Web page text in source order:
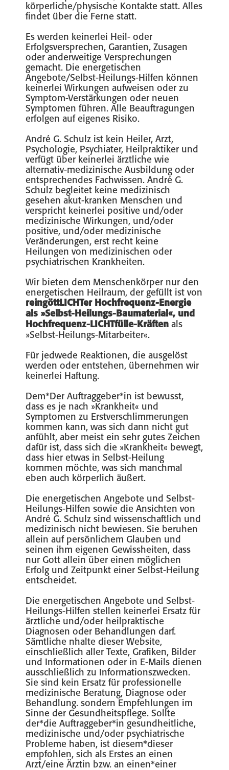
körperliche/physische Kontakte statt. Alles
findet über die Ferne statt.
Es werden keinerlei Heil- oder
Erfolgsversprechen, Garantien, Zusagen
oder anderweitige Versprechungen
gemacht. Die energetischen
Angebote/Selbst-Heilungs-Hilfen können
keinerlei Wirkungen aufweisen oder zu
Symptom-Verstärkungen oder neuen
Symptomen führen. Alle Beauftragungen
erfolgen auf eigenes Risiko.
André G. Schulz ist kein Heiler, Arzt,
Psychologie, Psychiater, Heilpraktiker und
verfügt über keinerlei ärztliche wie
alternativ-medizinische Ausbildung oder
entsprechendes Fachwissen. André G.
Schulz begleitet keine medizinisch
gesehen akut-kranken Menschen und
verspricht keinerlei positive und/oder
medizinische Wirkungen, und/oder
positive, und/oder medizinische
Veränderungen, erst recht keine
Heilungen von medizinischen oder
psychiatrischen Krankheiten.
Wir bieten dem Menschenkörper nur den
energetischen Heilraum, der gefüllt ist von
reingöttLICHTer Hochfrequenz-Energie
als »Selbst-Heilungs-Baumaterial«, und
Hochfrequenz-LICHTfülle-Kräften als
»Selbst-Heilungs-Mitarbeiter«.
Für jedwede Reaktionen, die ausgelöst
werden oder entstehen, übernehmen wir
keinerlei Haftung.
Dem*Der Auftraggeber*in ist bewusst,
dass es je nach »Krankheit« und
Symptomen zu Erstverschlimmerungen
kommen kann, was sich dann nicht gut
anfühlt, aber meist ein sehr gutes Zeichen
dafür ist, dass sich die »Krankheit« bewegt,
dass hier etwas in Selbst-Heilung
kommen möchte, was sich manchmal
eben auch körperlich äußert.
Die energetischen Angebote und Selbst-
Heilungs-Hilfen sowie die Ansichten von
André G. Schulz sind wissenschaftlich und
medizinisch nicht bewiesen. Sie beruhen
allein auf persönlichem Glauben und
seinen ihm eigenen Gewissheiten, dass
nur Gott allein über einen möglichen
Erfolg und Zeitpunkt einer Selbst-Heilung
entscheidet.
Die energetischen Angebote und Selbst-
Heilungs-Hilfen stellen keinerlei Ersatz für
ärztliche und/oder heilpraktische
Diagnosen oder Behandlungen darf.
Sämtliche nhalte dieser Website,
einschließlich aller Texte, Grafiken, Bilder
und Informationen oder in E-Mails dienen
ausschließlich zu Informationszwecken.
Sie sind kein Ersatz für professionelle
medizinische Beratung, Diagnose oder
Behandlung. sondern Empfehlungen im
Sinne der Gesundheitspflege. Sollte
der*die Auftraggeber*in gesundheitliche,
medizinische und/oder psychiatrische
Probleme haben, ist diesem*dieser
empfohlen, sich als Erstes an einen
Arzt/eine Ärztin bzw. an einen*einer